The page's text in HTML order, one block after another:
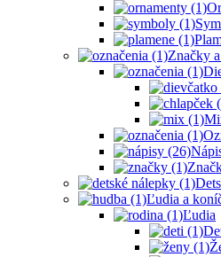
Značky
Ľudia a
Ľudia